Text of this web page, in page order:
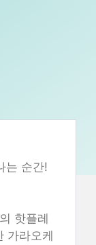
는 순간!
핫플레
가라오케